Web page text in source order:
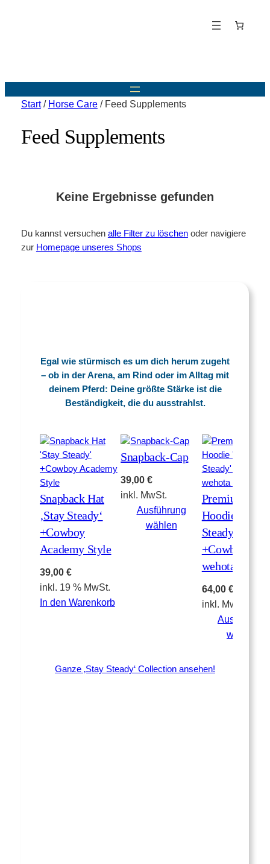
Start/ Horse Care/ Feed Supplements
Feed Supplements
Keine Ergebnisse gefunden
Du kannst versuchen alle Filter zu löschenoder navigiere
zur Homepage unseres Shops
Egal wie stürmisch es um dich herum zugeht
– ob in der Arena, am Rind oder im Alltag mit
deinem Pferd: Deine größte Stärke ist die
Beständigkeit, die du ausstrahlst.
Snapback Hat
‚Stay Steady‘
+Cowboy
Academy Style
39,00 €
inkl. 19 % MwSt.
In den Warenkorb
Snapback-Cap
39,00€
inkl. MwSt.
Ausführung
wählen
Premium-Zip-
Hoodie ‚Stay
Steady‘
+Cowboy
wehota Style
64,00 €
inkl. MwSt.
Ausführung
wählen
Ganze ‚Stay Steady‘ Collection ansehen!